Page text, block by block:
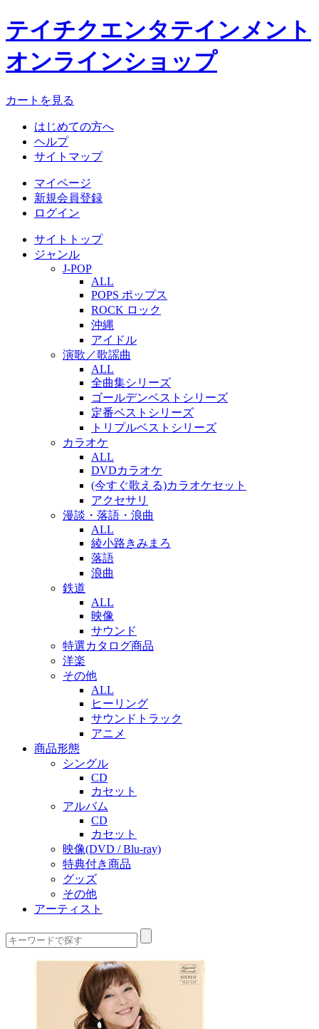
テイチクエンタテインメント
オンラインショップ
カートを見る
はじめての方へ
ヘルプ
サイトマップ
マイページ
新規会員登録
ログイン
サイトトップ
ジャンル
J-POP
ALL
POPS ポップス
ROCK ロック
沖縄
アイドル
演歌／歌謡曲
ALL
全曲集シリーズ
ゴールデンベストシリーズ
定番ベストシリーズ
トリプルベストシリーズ
カラオケ
ALL
DVDカラオケ
(今すぐ歌える)カラオケセット
アクセサリ
漫談・落語・浪曲
ALL
綾小路きみまろ
落語
浪曲
鉄道
ALL
映像
サウンド
特選カタログ商品
洋楽
その他
ALL
ヒーリング
サウンドトラック
アニメ
商品形態
シングル
CD
カセット
アルバム
CD
カセット
映像(DVD / Blu-ray)
特典付き商品
グッズ
その他
アーティスト